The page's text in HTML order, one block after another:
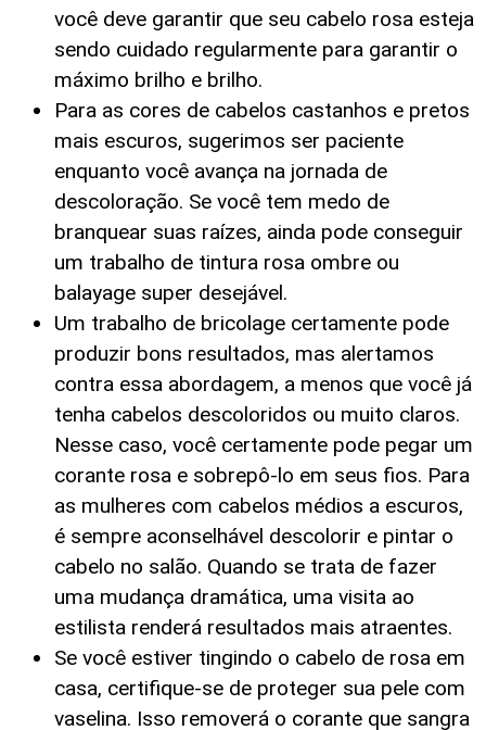
você deve garantir que seu cabelo rosa esteja
sendo cuidado regularmente para garantir o
máximo brilho e brilho.
Para as cores de cabelos castanhos e pretos
mais escuros, sugerimos ser paciente
enquanto você avança na jornada de
descoloração. Se você tem medo de
branquear suas raízes, ainda pode conseguir
um trabalho de tintura rosa ombre ou
balayage super desejável.
Um trabalho de bricolage certamente pode
produzir bons resultados, mas alertamos
contra essa abordagem, a menos que você já
tenha cabelos descoloridos ou muito claros.
Nesse caso, você certamente pode pegar um
corante rosa e sobrepô-lo em seus fios. Para
as mulheres com cabelos médios a escuros,
é sempre aconselhável descolorir e pintar o
cabelo no salão. Quando se trata de fazer
uma mudança dramática, uma visita ao
estilista renderá resultados mais atraentes.
Se você estiver tingindo o cabelo de rosa em
casa, certifique-se de proteger sua pele com
vaselina. Isso removerá o corante que sangra